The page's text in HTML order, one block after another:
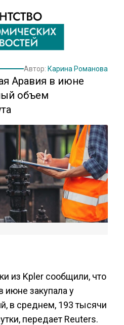
Автор: Карина Романова
Аравия в июне
объем
из Kpler сообщили, что
июне закупала у
в среднем, 193 тысячи
передает Reuters.